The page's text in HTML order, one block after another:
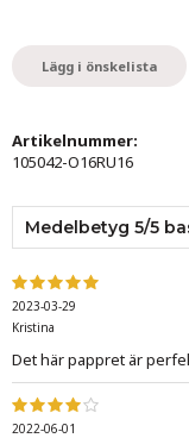
Lägg i önskelista
Artikelnummer:
105042-O16RU16
Medelbetyg 5/5
2023-03-29
Kristina
Det här pappret är
2022-06-01